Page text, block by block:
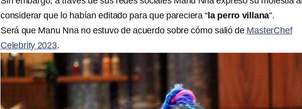
considerar que lo habían editado para que pareciera “ la perro villana”.
Será que Manu Nna no estuvo de acuerdo sobre cómo salió de MasterChef
Celebrity 2023.